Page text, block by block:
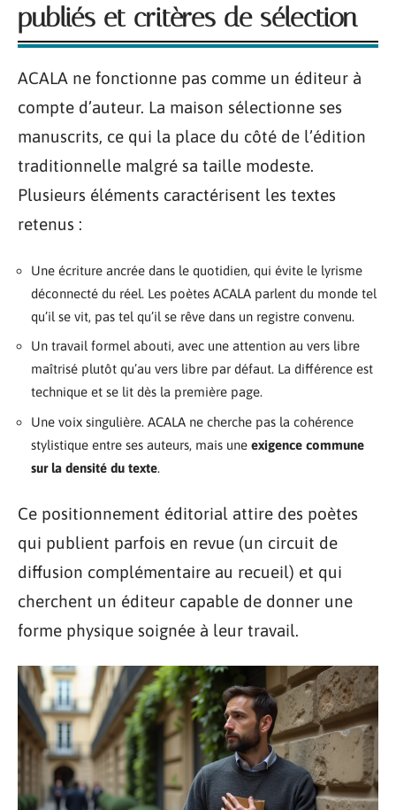
publiés et critères de sélection
ACALA ne fonctionne pas comme un éditeur à
compte d’auteur. La maison sélectionne ses
manuscrits, ce qui la place du côté de l’édition
traditionnelle malgré sa taille modeste.
Plusieurs éléments caractérisent les textes
retenus :
Une écriture ancrée dans le quotidien, qui évite le lyrisme
déconnecté du réel. Les poètes ACALA parlent du monde tel
qu’il se vit, pas tel qu’il se rêve dans un registre convenu.
Un travail formel abouti, avec une attention au vers libre
maîtrisé plutôt qu’au vers libre par défaut. La différence est
technique et se lit dès la première page.
Une voix singulière. ACALA ne cherche pas la cohérence
stylistique entre ses auteurs, mais une exigence commune
sur la densité du texte.
Ce positionnement éditorial attire des poètes
qui publient parfois en revue (un circuit de
diffusion complémentaire au recueil) et qui
cherchent un éditeur capable de donner une
forme physique soignée à leur travail.